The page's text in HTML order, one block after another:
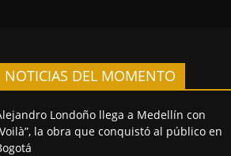
NOTICIAS DEL MOMENTO
Londoño llega a Medellín con
la obra que conquistó al público en